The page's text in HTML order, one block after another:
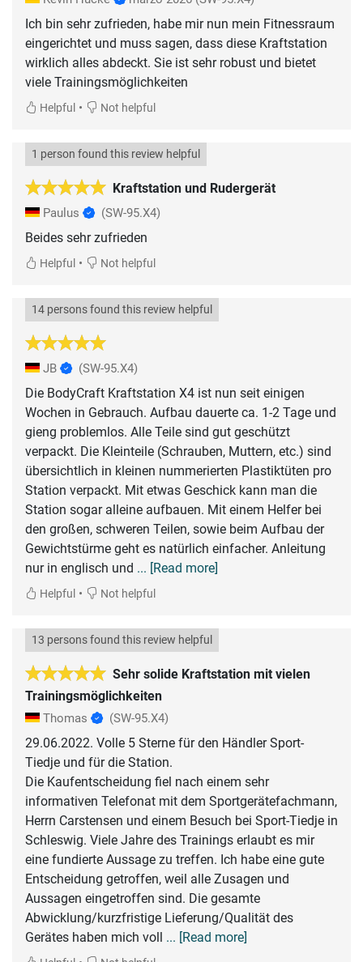
Ich bin sehr zufrieden, habe mir nun mein Fitnessraum
eingerichtet und muss sagen, dass diese Kraftstation
wirklich alles abdeckt. Sie ist sehr robust und bietet
viele Trainingsmöglichkeiten
Helpful • Not helpful
Kraftstation und Rudergerät
1 person found this review helpful
Paulus (SW-95.X4)
Beides sehr zufrieden
Helpful • Not helpful
14 persons found this review helpful
JB (SW-95.X4)
Die BodyCraft Kraftstation X4 ist nun seit einigen
Wochen in Gebrauch. Aufbau dauerte ca. 1-2 Tage und
gieng problemlos. Alle Teile sind gut geschützt
verpackt. Die Kleinteile (Schrauben, Muttern, etc.) sind
übersichtlich in kleinen nummerierten Plastiktüten pro
Station verpackt. Mit etwas Geschick kann man die
Station sogar alleine aufbauen. Mit einem Helfer bei
den großen, schweren Teilen, sowie beim Aufbau der
Gewichtstürme geht es natürlich einfacher. Anleitung
nur in englisch und ... [Read more]
Helpful • Not helpful
Sehr solide Kraftstation mit vielen
Trainingsmöglichkeiten
13 persons found this review helpful
Thomas (SW-95.X4)
29.06.2022. Volle 5 Sterne für den Händler Sport-
Tiedje und für die Station.
Die Kaufentscheidung fiel nach einem sehr
informativen Telefonat mit dem Sportgerätefachmann,
Herrn Carstensen und einem Besuch bei Sport-Tiedje in
Schleswig. Viele Jahre des Trainings erlaubt es mir
eine fundierte Aussage zu treffen. Ich habe eine gute
Entscheidung getroffen, weil alle Zusagen und
Aussagen eingetroffen sind. Die gesamte
Abwicklung/kurzfristige Lieferung/Qualität des
Gerätes haben mich voll ... [Read more]